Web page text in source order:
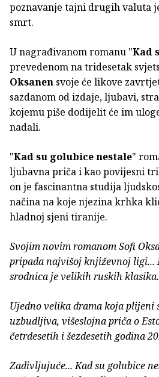
poznavanje tajni drugih valuta
smrt.
U nagrađivanom romanu "Kad
prevedenom na tridesetak
Oksanen svoje će likove
sazdanom od izdaje, ljubavi,
kojemu piše dodijelit će im
nadali.
"Kad su golubice nestale"
ljubavna priča i kao povijesni
on je fascinantna studija
načina na koje njezina krhka
hladnoj sjeni tiranije.
Svojim novim romanom Sofi
pripada najvišoj književnoj ligi...
srodnica je velikih ruskih klasika.
Ujedno velika drama koja plijeni
uzbudljiva, višeslojna priča o
četrdesetih i šezdesetih godina
Zadivljujuće... Kad su golubice